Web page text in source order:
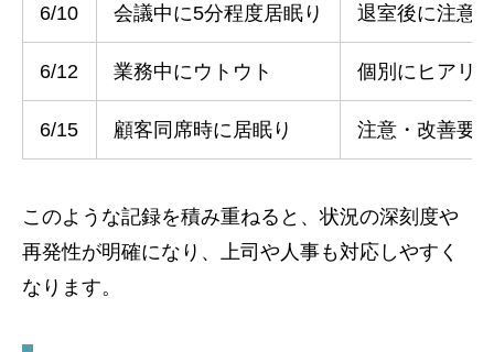
6/10 会議中に5分程度居眠り 退室後に注意
6/12 業務中にウトウト 個別にヒアリ
6/15 顧客同席時に居眠り 注意・改善要
このような記録を積み重ねると、状況の深刻度や
再発性が明確になり、上司や人事も対応しやすく
なります。